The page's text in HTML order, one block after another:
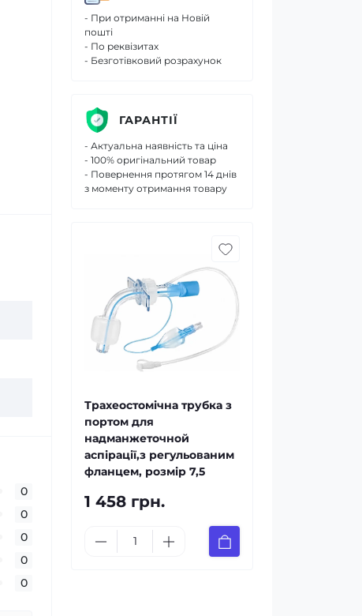
0
0
0
0
0
- При отриманні на Новій
пошті
- По реквізитах
- Безготівковий розрахунок
ГАРАНТІЇ
- Актуальна наявність та ціна
- 100% оригінальний товар
- Повернення протягом 14 днів
з моменту отримання товару
Трахеостомічна трубка з
портом для
надманжеточной
аспірації,з регульованим
фланцем, розмір 7,5
1 458 грн.